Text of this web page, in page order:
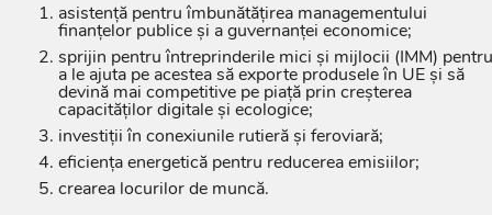
asistență pentru îmbunătățirea managementului
finanțelor publice și a guvernanței economice;
sprijin pentru întreprinderile mici și mijlocii (IMM) pentru
a le ajuta pe acestea să exporte produsele în UE și să
devină mai competitive pe piață prin creșterea
capacităților digitale și ecologice;
investiții în conexiunile rutieră și feroviară;
eficiența energetică pentru reducerea emisiilor;
crearea locurilor de muncă.